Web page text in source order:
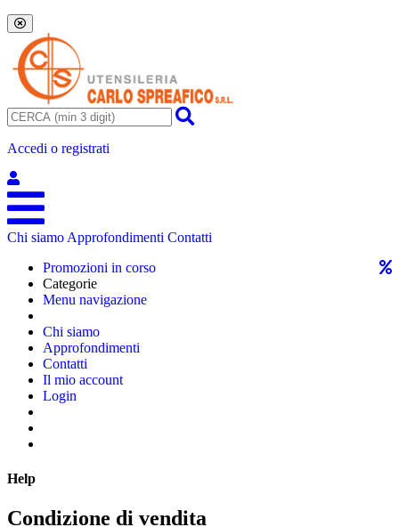
Accedi o registrati
Chi siamo Approfondimenti Contatti
Promozioni in corso
Categorie
Menu navigazione
Chi siamo
Approfondimenti
Contatti
Il mio account
Login
Help
Condizione di vendita